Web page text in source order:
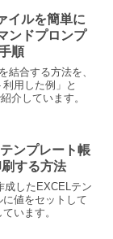
イルを簡単に
ンドプロンプ
順
結合する方法を、
利用した例」と
介しています。
ンプレート帳
する方法
成したEXCELテン
値をセットして
います。